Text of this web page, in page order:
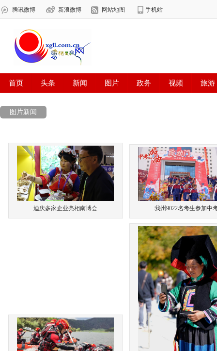
图片新闻
迪庆多家企业亮相南博会 我州9022名考生参加中